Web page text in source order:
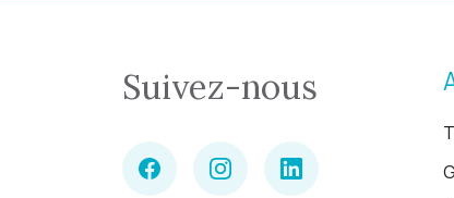
Suivez-nous